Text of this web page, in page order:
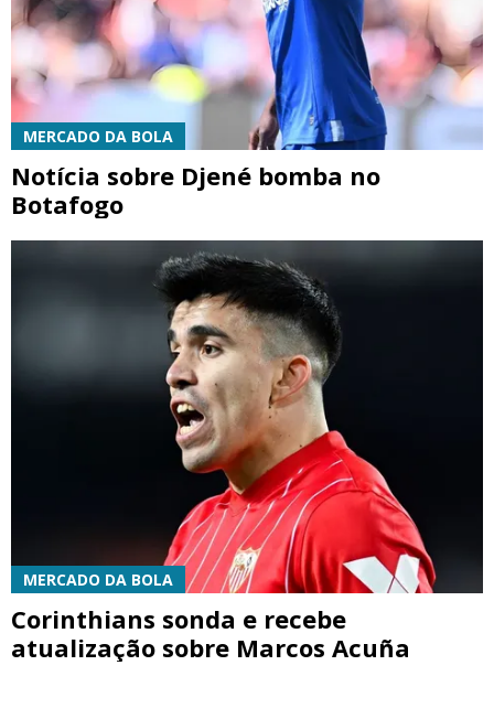
MERCADO DA BOLA
Notícia sobre Djené bomba no
Botafogo
MERCADO DA BOLA
Corinthians sonda e recebe
atualização sobre Marcos Acuña